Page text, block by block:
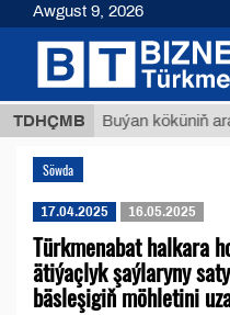
TDHÇMB Buýan köküniň
Söwda
17.04.2025 16.05.2025
Türkmenabat halkara
ätiýaçlyk şaýlaryny
bäsleşigiň möhletini
Awgust 9, 2026